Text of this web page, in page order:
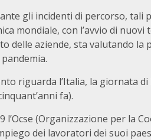
gli incidenti di percorso, tali
mondiale, con l’avvio di
delle aziende, sta valutando
riguarda l’Italia, la giornata
fa).
l’Ocse (Organizzazione per la
dei lavoratori dei suoi